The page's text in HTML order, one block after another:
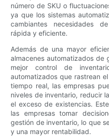
número de SKU o
ya que los sistemas
cambiantes necesidades
rápida y eficiente.
Además de una mayor
almacenes automatizados de
mejor control de
automatizados que rastrean
tiempo real, las empresas
niveles de inventario, reducir
el exceso de existencias.
las empresas tomar
gestión de inventario, lo que
y una mayor rentabilidad.